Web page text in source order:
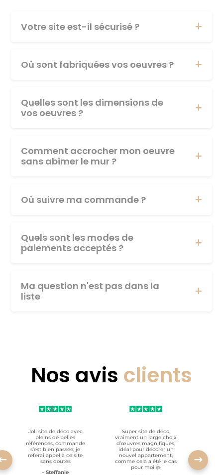
Votre site est-il sécurisé ?
Où sont fabriquées vos oeuvres ?
Quelles sont les dimensions de
vos oeuvres ?
Comment accrocher mon oeuvre
sans abîmer le mur ?
Où suivre ma commande ?
Quels sont les modes de
paiements acceptés ?
Ma question n'est pas dans la
liste
Nos avis clients
Joli site de déco avec
pleins de belles
références, commande
s’est bien passée, je
referai appel à ce site
sans doutes
– Steffanie
Super site de déco,
vraiment un large choix
d’œuvres magnifiques,
idéal pour décorer un
nouvel appartement,
comme cela a été le cas
pour moi 👍